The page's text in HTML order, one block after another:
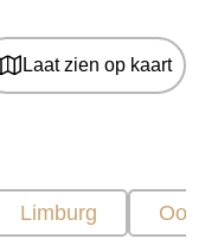
Laat zien op kaart
Limburg